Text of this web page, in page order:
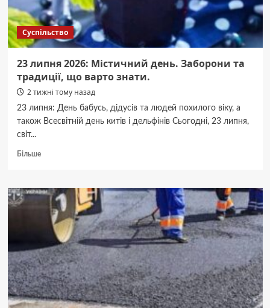
Суспільство
23 липня 2026: Містичний день. Заборони та
традиції, що варто знати.
2 тижні тому назад
23 липня: День бабусь, дідусів та людей похилого віку, а
також Всесвітній день китів і дельфінів Сьогодні, 23 липня,
світ...
БільшеДокладніше
липня
2026:
Містичний
день.
Заборони
традиції,
що
варто
знати.